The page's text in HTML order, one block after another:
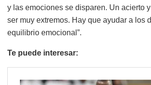
y las emociones se disparen. Un acierto
ser muy extremos. Hay que ayudar a los
equilibrio emocional”.
Te puede interesar: